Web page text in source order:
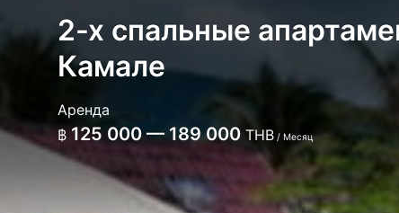
2-х спальные
Камале
Аренда
฿ 125 000 — 189 000 THB / Месяц